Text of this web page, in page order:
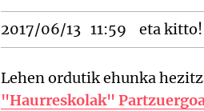
2017/06/13 11:59 eta kitto!
Lehen ordutik ehunka
"Haurreskolak"